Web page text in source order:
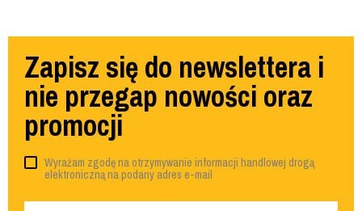
Zapisz się do newslettera i
nie przegap nowości oraz
promocji
Wyrażam zgodę na otrzymywanie informacji handlowej drogą
elektroniczną na podany adres e-mail